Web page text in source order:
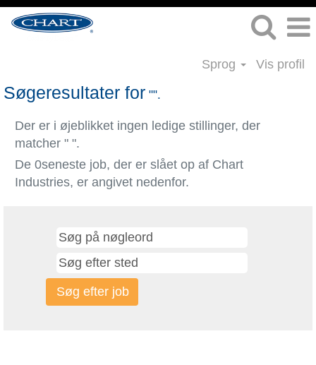
Sprog Vis profil
Søgeresultater for "".
Der er i øjeblikket ingen ledige stillinger, der
matcher " ".
De 0seneste job, der er slået op af Chart
Industries, er angivet nedenfor.